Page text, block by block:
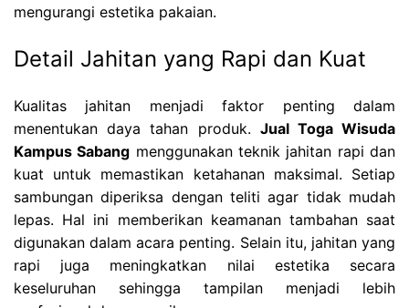
mengurangi estetika pakaian.
Detail Jahitan yang Rapi dan Kuat
Kualitas jahitan menjadi faktor penting dalam
menentukan daya tahan produk. Jual Toga Wisuda
Kampus Sabang menggunakan teknik jahitan rapi dan
kuat untuk memastikan ketahanan maksimal. Setiap
sambungan diperiksa dengan teliti agar tidak mudah
lepas. Hal ini memberikan keamanan tambahan saat
digunakan dalam acara penting. Selain itu, jahitan yang
rapi juga meningkatkan nilai estetika secara
keseluruhan sehingga tampilan menjadi lebih